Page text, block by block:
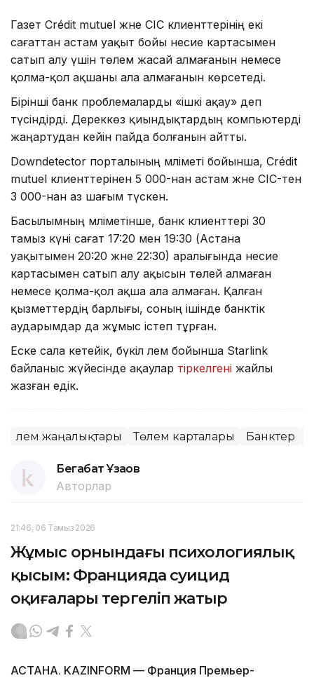
Газет Crédit mutuel және CIC клиенттерінің екі
сағаттан астам уақыт бойы несие картасымен
сатып алу үшін төлем жасай алмағанын немесе
қолма-қол ақшаны ала алмағанын көрсетеді.
Бірінші банк проблемаларды «ішкі ақау» деп
түсіндірді. Дереккөз қиындықтардың компьютерді
жаңартудан кейін пайда болғанын айтты.
Downdetector порталының мәліметі бойынша, Crédit
mutuel клиенттерінен 5 000-нан астам және CIC-тен
3 000-нан аз шағым түскен.
Басылымның мәліметінше, банк клиенттері 30
тамыз күні сағат 17:20 мен 19:30 (Астана
уақытымен 20:20 және 22:30) аралығында несие
картасымен сатып алу ақысын төлей алмаған
немесе қолма-қол ақша ала алмаған. Қалған
қызметтердің барлығы, соның ішінде банктік
аударымдар да жұмыс істеп тұрған.
Еске сала кетейік, бүкіл әлем бойынша Starlink
байланыс жүйесінде ақаулар тіркелгені жайлы
жазған едік.
Әлем жаңалықтары Төлем карталары Банктер
Бегабат Ұзақов
Авторлар
21:46, 06 Тамыз 2026
Жұмыс орнындағы психологиялық
қысым: Францияда суицид
оқиғалары тергеліп жатыр
АСТАНА. KAZINFORM — Франция Премьер-